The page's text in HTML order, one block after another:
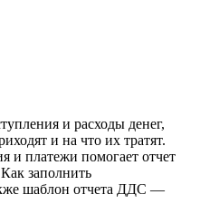
и расходы денег,
и на что их тратят.
и платежи помогает отчет
заполнить
шаблон отчета ДДС —